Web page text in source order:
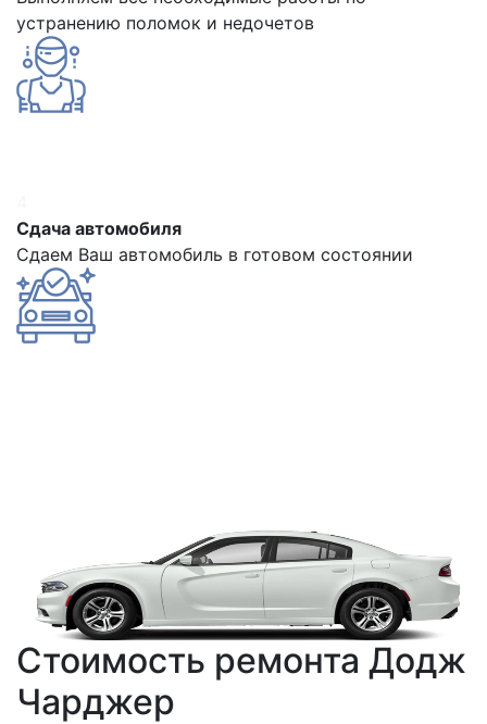
устранению поломок и недочетов
Сдача автомобиля
Сдаем Ваш автомобиль в готовом состоянии
Стоимость ремонта Додж
Чарджер